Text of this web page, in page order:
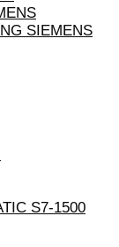
SIEMENS
S7-1500